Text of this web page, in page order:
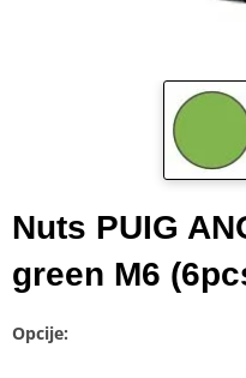
Nuts PUIG
green M6
Opcije: